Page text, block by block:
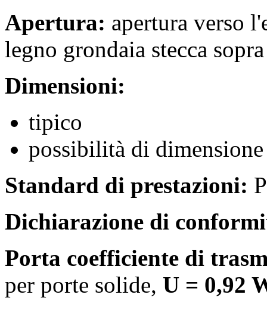
Apertura: apertura verso
legno grondaia stecca
Dimensioni:
tipico
possibilità di
Standard di prestazioni:
Dichiarazione di
Porta coefficiente di
per porte solide, U = 0,92